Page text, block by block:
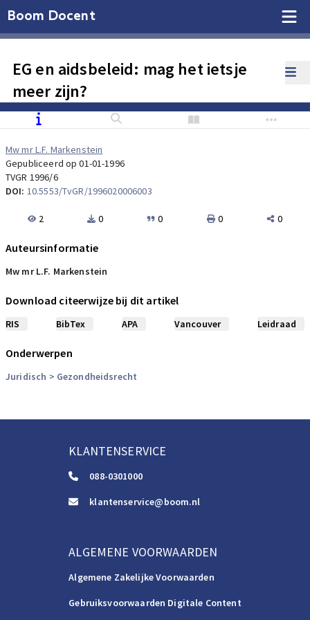
Boom Docent
EG en aidsbeleid: mag het ietsje
meer zijn?
Mw mr L.F. Markenstein
Gepubliceerd op 01-01-1996
TVGR 1996/6
DOI: 10.5553/TvGR/1996020006003
2 0 0 0 0
Auteursinformatie
Mw mr L.F. Markenstein
Download citeerwijze bij dit artikel
RIS BibTex APA Vancouver Leidraad
Onderwerpen
Juridisch > Gezondheidsrecht
KLANTENSERVICE
088-0301000
klantenservice@boom.nl
ALGEMENE VOORWAARDEN
Algemene Zakelijke Voorwaarden
Gebruiksvoorwaarden Digitale Content